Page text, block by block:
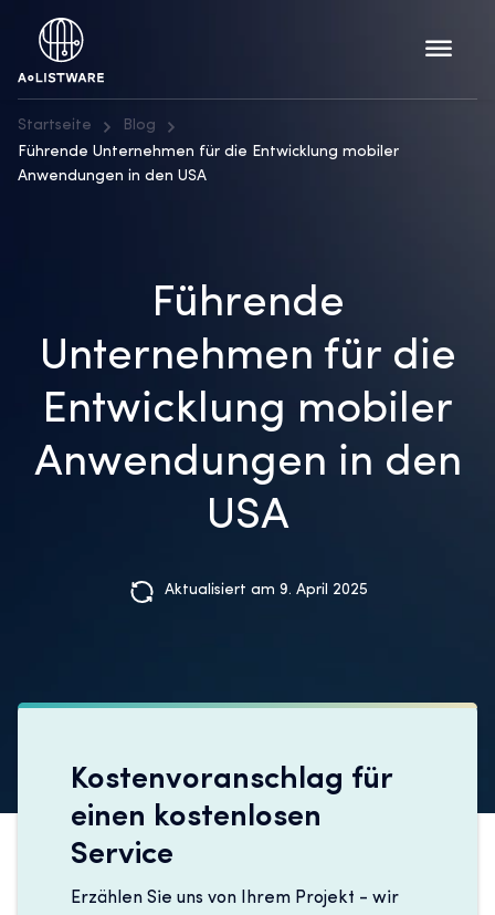
Startseite
Blog
Führende Unternehmen für die Entwicklung mobiler
Anwendungen in den USA
Führende
Unternehmen für die
Entwicklung mobiler
Anwendungen in den
USA
Aktualisiert am 9. April 2025
Kostenvoranschlag für
einen kostenlosen
Service
Erzählen Sie uns von Ihrem Projekt - wir